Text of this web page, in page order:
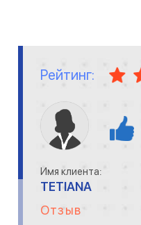
Рейтинг:
Имя клиента:
TETIANA
Отзыв